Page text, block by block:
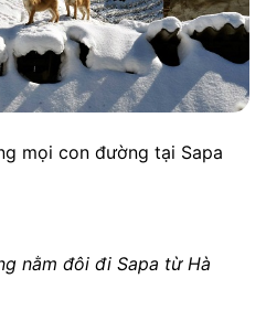
mọi con đường tại Sapa
nằm đôi đi Sapa từ Hà